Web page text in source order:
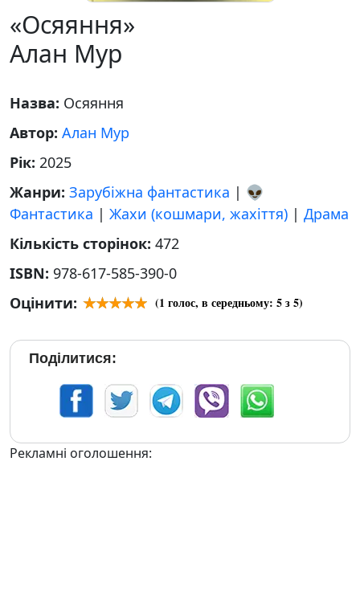
«Осяяння»
Алан Мур
Назва: Осяяння
Автор: Алан Мур
Рік: 2025
Жанри: Зарубіжна фантастика | 👽
Фантастика | Жахи (кошмари, жахіття) | Драма
Кількість сторінок: 472
ISBN: 978-617-585-390-0
Оцінити:
(1 голос, в середньому: 5з 5)
Поділитися:
Рекламні оголошення: